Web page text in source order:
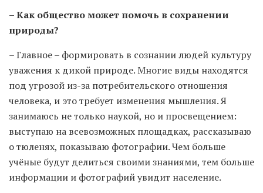
– Как общество может помочь в сохранении
природы?
– Главное – формировать в сознании людей культуру
уважения к дикой природе. Многие виды находятся
под угрозой из-за потребительского отношения
человека, и это требует изменения мышления. Я
занимаюсь не только наукой, но и просвещением:
выступаю на всевозможных площадках, рассказываю
о тюленях, показываю фотографии. Чем больше
учёные будут делиться своими знаниями, тем больше
информации и фотографий увидит население.